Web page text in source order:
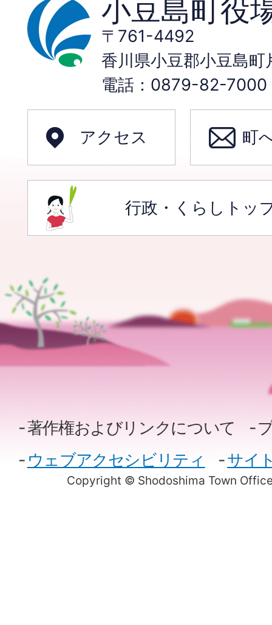
小豆島町役
〒761-4492
香川県小豆郡小豆島
電話：0879-82-7000
アクセス 町
行政・くらしトッ
Copyright © Shodoshima Town
著作権およびリンクについて
ウェブアクセシビリティ
サイ